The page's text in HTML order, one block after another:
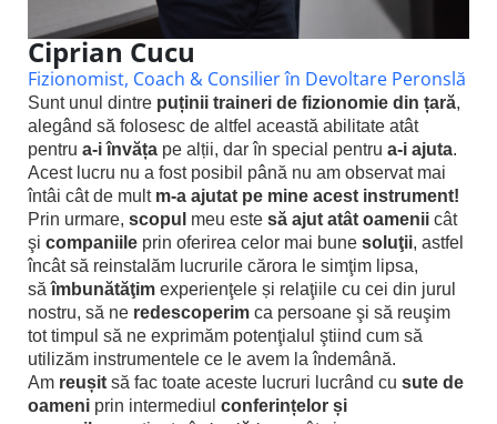
Ciprian Cucu
Fizionomist, Coach & Consilier în Devoltare Peronslă
Sunt unul dintre puținii traineri de fizionomie din țară,
alegând să folosesc de altfel această abilitate atât
pentru a-i învăța pe alții, dar în special pentru a-i ajuta.
Acest lucru nu a fost posibil până nu am observat mai
întâi cât de mult m-a ajutat pe mine acest instrument!
Prin urmare, scopul meu este să ajut atât oamenii cât
şi companiile prin oferirea celor mai bune soluţii, astfel
încât să reinstalăm lucrurile cărora le simţim lipsa,
săîmbunătăţim experienţele și relaţiile cu cei din jurul
nostru, să ne redescoperim ca persoane şi să reuşim
tot timpul să ne exprimăm potenţialul ştiind cum să
utilizăm instrumentele ce le avem la îndemână.
Am reușit să fac toate aceste lucruri lucrând cu sute de
oameni prin intermediul conferințelor și